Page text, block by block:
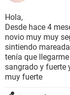
BIENESTAR
SEXUALIDAD
GLOSARIO
Hola,
Desde hace 4
novio muy muy
sintiendo
tenía que
sangrado y fuerte
muy fuerte